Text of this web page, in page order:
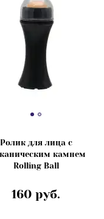
Ролик для лица с
камнем
Rolling Ball
160 руб.